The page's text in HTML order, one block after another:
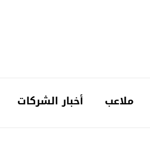
ملاعب أخبار الشركات